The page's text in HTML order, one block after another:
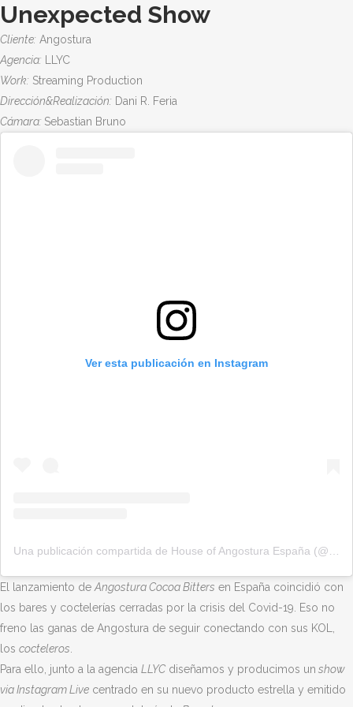
Unexpected Show
Cliente: Angostura
Agencia: LLYC
Work: Streaming Production
Dirección&Realización: Dani R. Feria
Cámara: Sebastian Bruno
Ver esta publicación en Instagram
Una publicación compartida de House of Angostura España (@angostura_es)
El lanzamiento deAngostura Cocoa Bitters en España coincidió con
los bares y coctelerías cerradas por la crisis del Covid-19. Eso no
freno las ganas de Angostura de seguir conectando con sus KOL,
los cocteleros.
Para ello, junto a la agencia LLYC diseñamos y producimos un show
via Instagram Live centrado en su nuevo producto estrella y emitido